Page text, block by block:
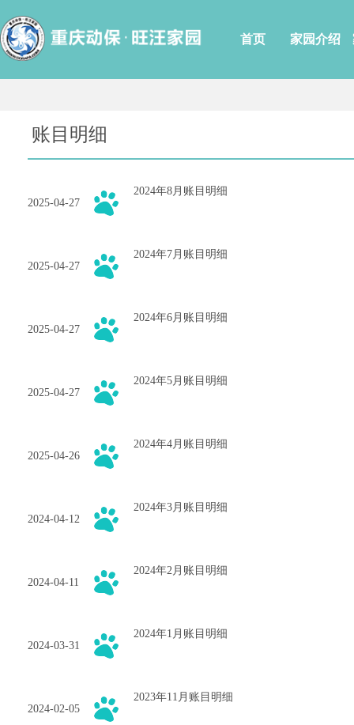
首页 家园介绍
账目明细
2025-04-27
2024年8月账目明细
2025-04-27
2024年7月账目明细
2025-04-27
2024年6月账目明细
2025-04-27
2024年5月账目明细
2025-04-26
2024年4月账目明细
2024-04-12
2024年3月账目明细
2024-04-11
2024年2月账目明细
2024-03-31
2024年1月账目明细
2024-02-05
2023年11月账目明细